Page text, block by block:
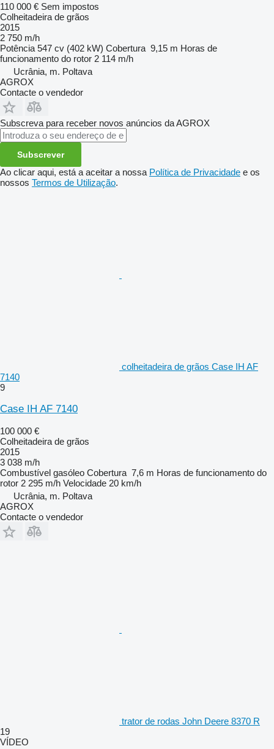
110 000 € Sem impostos
Colheitadeira de grãos
2015
2 750 m/h
Potência 547 cv (402 kW) Cobertura 9,15 m Horas de
funcionamento do rotor 2 114 m/h
Ucrânia, m. Poltava
AGROX
Contacte o vendedor
Subscreva para receber novos anúncios da AGROX
Subscrever
Ao clicar aqui, está a aceitar a nossa Política de Privacidade e os
nossos Termos de Utilização.
colheitadeira de grãos Case IH AF
7140
9
Case IH AF 7140
100 000 €
Colheitadeira de grãos
2015
3 038 m/h
Combustível gasóleo Cobertura 7,6 m Horas de funcionamento do
rotor 2 295 m/h Velocidade 20 km/h
Ucrânia, m. Poltava
AGROX
Contacte o vendedor
trator de rodas John Deere 8370 R
19
VÍDEO